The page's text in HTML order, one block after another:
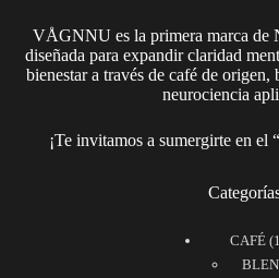
VÅGNNU es la primera marca de
diseñada para expandir claridad
bienestar a través de café de
neurociencia
¡Te invitamos a sumergirte en el
CAFÉ